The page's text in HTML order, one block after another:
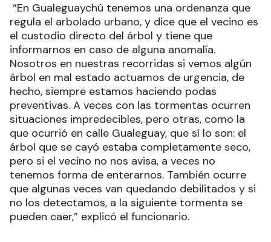
“En Gualeguaychú tenemos una ordenanza que
regula el arbolado urbano, y dice que el vecino es
el custodio directo del árbol y tiene que
informarnos en caso de alguna anomalía.
Nosotros en nuestras recorridas si vemos algún
árbol en mal estado actuamos de urgencia, de
hecho, siempre estamos haciendo podas
preventivas. A veces con las tormentas ocurren
situaciones impredecibles, pero otras, como la
que ocurrió en calle Gualeguay, que sí lo son: el
árbol que se cayó estaba completamente seco,
pero si el vecino no nos avisa, a veces no
tenemos forma de enterarnos. También ocurre
que algunas veces van quedando debilitados y si
no los detectamos, a la siguiente tormenta se
pueden caer,” explicó el funcionario.